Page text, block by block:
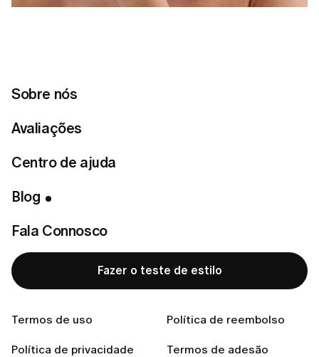
Sobre nós
Avaliações
Centro de ajuda
Blog
Fala Connosco
Fazer o teste de estilo
Termos de uso Política de reembolso
Política de privacidade Termos de adesão
Índice
Um lugar melhor para o seu relógio
Deixe as joias para o toque final
Escolha peças feitas para durar
Entra em contacto connosco